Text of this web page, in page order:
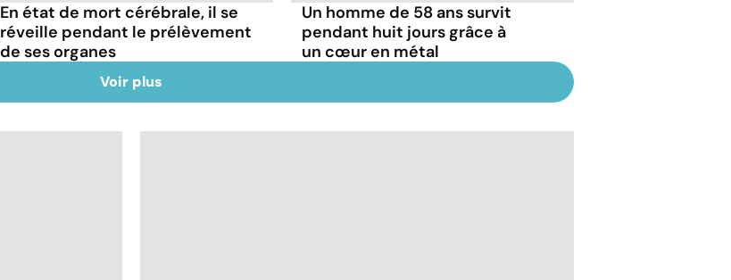
En état de mort cérébrale, il se
réveille pendant le prélèvement
de ses organes
Un homme de 58 ans survit
pendant huit jours grâce à
un cœur en métal
Voir plus